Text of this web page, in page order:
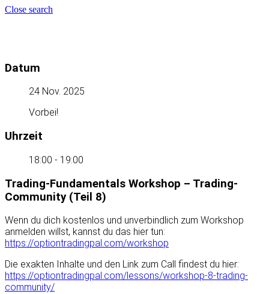
Close search
Datum
24 Nov. 2025
Vorbei!
Uhrzeit
18:00 - 19:00
Trading-Fundamentals Workshop – Trading-
Community (Teil 8)
Wenn du dich kostenlos und unverbindlich zum Workshop
anmelden willst, kannst du das hier tun:
https://optiontradingpal.com/workshop
Die exakten Inhalte und den Link zum Call findest du hier:
https://optiontradingpal.com/lessons/workshop-8-trading-
community/